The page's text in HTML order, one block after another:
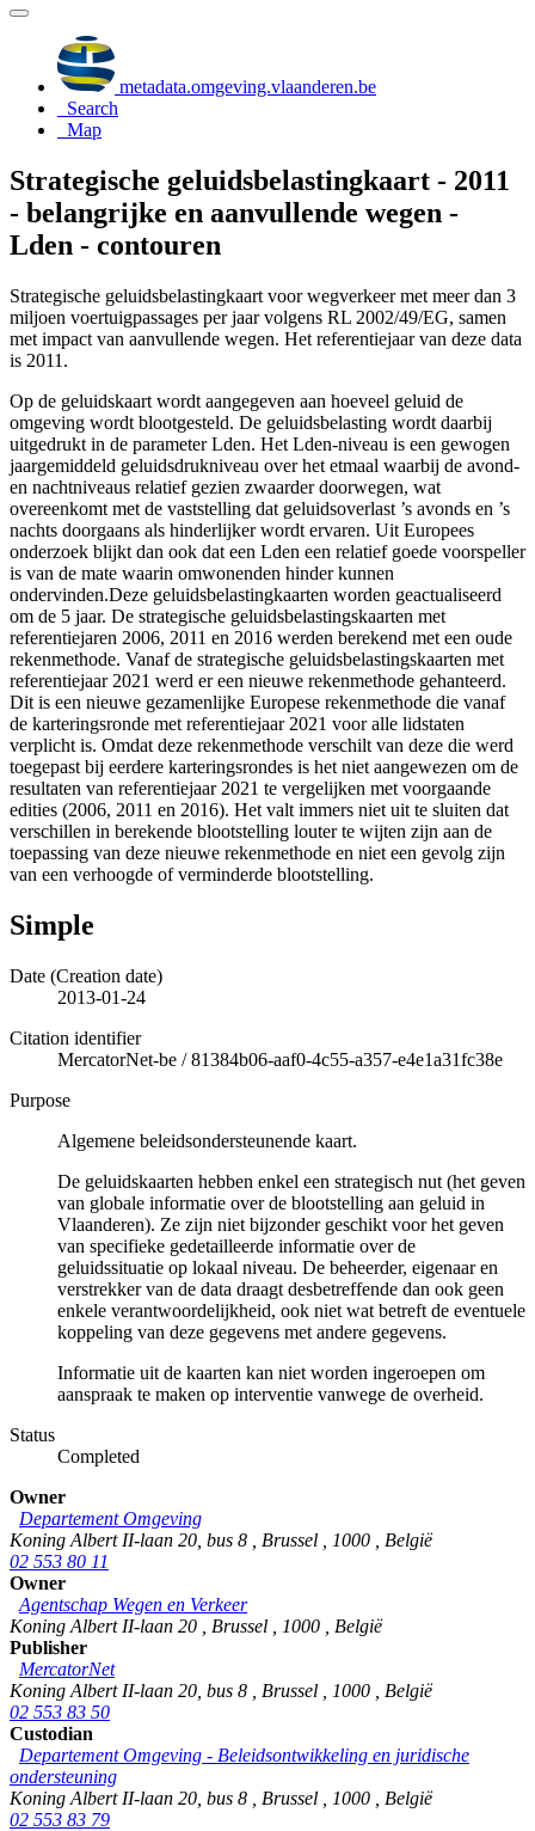
metadata.omgeving.vlaanderen.be
Search
Map
Strategische geluidsbelastingkaart - 2011
- belangrijke en aanvullende wegen -
Lden - contouren
Strategische geluidsbelastingkaart voor wegverkeer met meer dan 3
miljoen voertuigpassages per jaar volgens RL 2002/49/EG, samen
met impact van aanvullende wegen. Het referentiejaar van deze data
is 2011.
Op de geluidskaart wordt aangegeven aan hoeveel geluid de
omgeving wordt blootgesteld. De geluidsbelasting wordt daarbij
uitgedrukt in de parameter Lden. Het Lden-niveau is een gewogen
jaargemiddeld geluidsdrukniveau over het etmaal waarbij de avond-
en nachtniveaus relatief gezien zwaarder doorwegen, wat
overeenkomt met de vaststelling dat geluidsoverlast ’s avonds en ’s
nachts doorgaans als hinderlijker wordt ervaren. Uit Europees
onderzoek blijkt dan ook dat een Lden een relatief goede voorspeller
is van de mate waarin omwonenden hinder kunnen
ondervinden.Deze geluidsbelastingkaarten worden geactualiseerd
om de 5 jaar. De strategische geluidsbelastingskaarten met
referentiejaren 2006, 2011 en 2016 werden berekend met een oude
rekenmethode. Vanaf de strategische geluidsbelastingskaarten met
referentiejaar 2021 werd er een nieuwe rekenmethode gehanteerd.
Dit is een nieuwe gezamenlijke Europese rekenmethode die vanaf
de karteringsronde met referentiejaar 2021 voor alle lidstaten
verplicht is. Omdat deze rekenmethode verschilt van deze die werd
toegepast bij eerdere karteringsrondes is het niet aangewezen om de
resultaten van referentiejaar 2021 te vergelijken met voorgaande
edities (2006, 2011 en 2016). Het valt immers niet uit te sluiten dat
verschillen in berekende blootstelling louter te wijten zijn aan de
toepassing van deze nieuwe rekenmethode en niet een gevolg zijn
van een verhoogde of verminderde blootstelling.
Simple
Date (Creation date)
2013-01-24
Citation identifier
MercatorNet-be /81384b06-aaf0-4c55-a357-e4e1a31fc38e
Purpose
Algemene beleidsondersteunende kaart.
De geluidskaarten hebben enkel een strategisch nut (het geven
van globale informatie over de blootstelling aan geluid in
Vlaanderen). Ze zijn niet bijzonder geschikt voor het geven
van specifieke gedetailleerde informatie over de
geluidssituatie op lokaal niveau. De beheerder, eigenaar en
verstrekker van de data draagt desbetreffende dan ook geen
enkele verantwoordelijkheid, ook niet wat betreft de eventuele
koppeling van deze gegevens met andere gegevens.
Informatie uit de kaarten kan niet worden ingeroepen om
aanspraak te maken op interventie vanwege de overheid.
Status
Completed
Owner
Departement Omgeving
Koning Albert II-laan 20, bus 8
Brussel 1000
België
02 553 80 11
Owner
Agentschap Wegen en Verkeer
Koning Albert II-laan 20
Brussel 1000
België
Publisher
MercatorNet
Koning Albert II-laan 20, bus 8
Brussel 1000
België
02 553 83 50
Custodian
Departement Omgeving - Beleidsontwikkeling en juridische
ondersteuning
Koning Albert II-laan 20, bus 8
Brussel 1000
België
02 553 83 79